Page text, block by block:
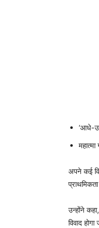
‘आधे-
अपने कई
उन्होंने
विवाद